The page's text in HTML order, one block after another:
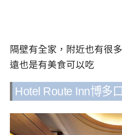
隔壁有全家，附近也有很
遠也是有美食可以吃
Hotel Route Inn博多